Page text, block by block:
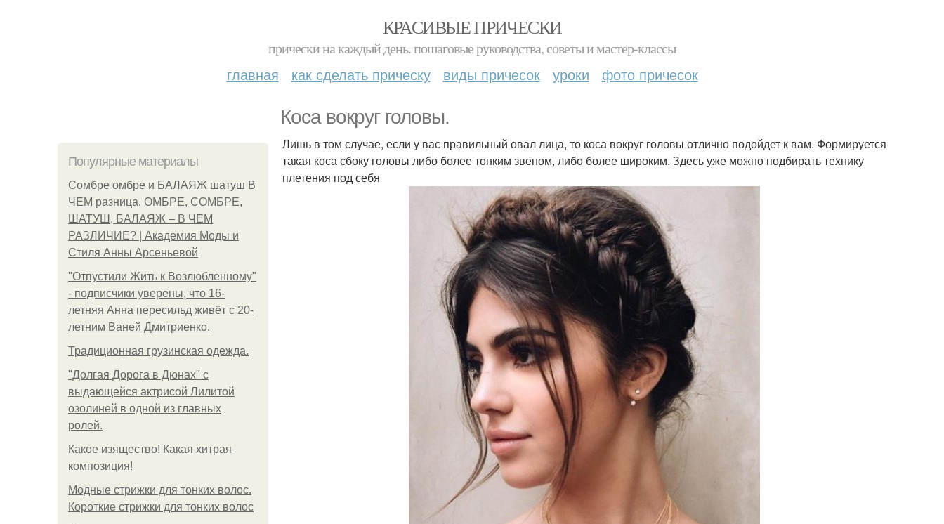
КРАСИВЫЕ ПРИЧЕСКИ
прически на каждый день. пошаговые руководства, советы и мастер-классы
главная как сделать прическу виды причесок уроки фото причесок
Коса вокруг головы.
Популярные материалы
Сомбре омбре и БАЛАЯЖ шатуш В
ЧЕМ разница. ОМБРЕ, СОМБРЕ,
ШАТУШ, БАЛАЯЖ – В ЧЕМ
РАЗЛИЧИЕ? | Академия Моды и
Стиля Анны Арсеньевой
"Отпустили Жить к Возлюбленному"
- подписчики уверены, что 16-
летняя Анна пересильд живёт с 20-
летним Ваней Дмитриенко.
Традиционная грузинская одежда.
"Долгая Дорога в Дюнах" с
выдающейся актрисой Лилитой
озолиней в одной из главных
ролей.
Какое изящество! Какая хитрая
композиция!
Модные стрижки для тонких волос.
Короткие стрижки для тонких волос
Лишь в том случае, если у вас правильный овал лица, то коса вокруг головы отлично подойдет к вам. Формируется
такая коса сбоку головы либо более тонким звеном, либо более широким. Здесь уже можно подбирать технику
плетения под себя